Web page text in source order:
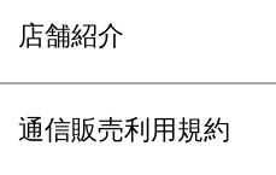
店舗紹介
通信販売利用規約